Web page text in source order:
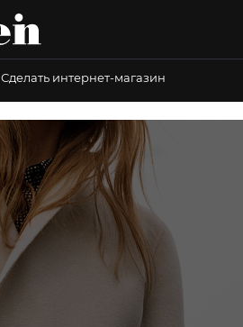
Сделать интернет-магазин